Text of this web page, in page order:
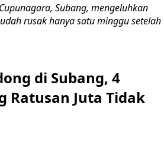
Cupunagara, Subang, mengeluhkan
rusak hanya satu minggu setelah
di Subang, 4
Ratusan Juta Tidak